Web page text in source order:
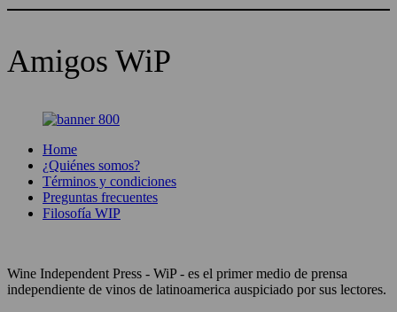
Amigos WiP
Home
¿Quiénes somos?
Términos y condiciones
Preguntas frecuentes
Filosofía WIP
Wine Independent Press - WiP - es el primer medio de prensa
independiente de vinos de latinoamerica auspiciado por sus lectores.